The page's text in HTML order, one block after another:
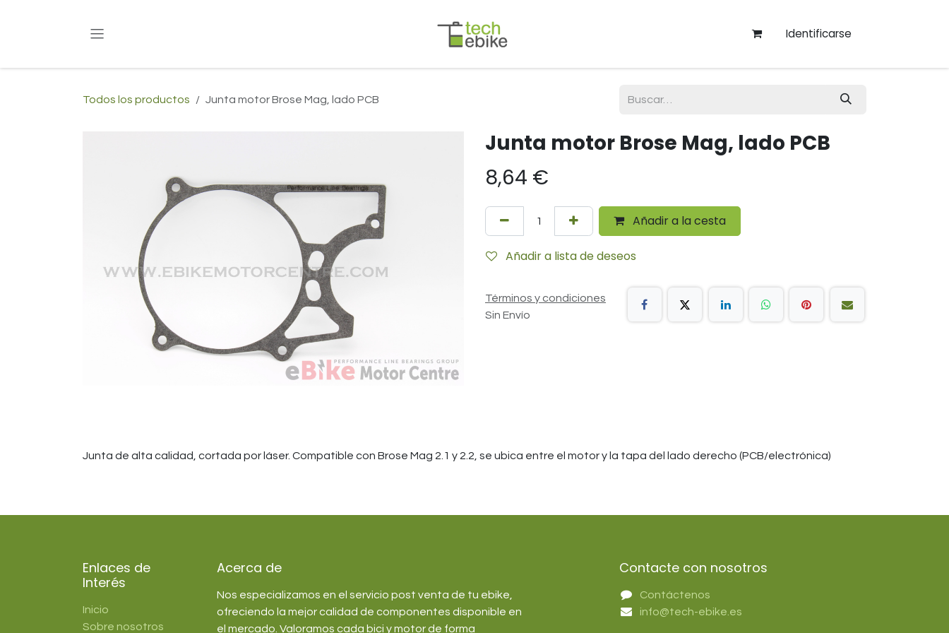
Identificarse
Todos los productos Junta motor Brose Mag, lado PCB
Junta motor Brose Mag, lado PCB
8,64 €
Añadir a la cesta
Añadir a lista de deseos
Términos y condiciones
Sin Envío
Junta de alta calidad, cortada por láser. Compatible con Brose Mag 2.1 y 2.2, se ubica entre el motor y la tapa del lado derecho (PCB/electrónica)
Enlaces de
Interés
Inicio
Sobre nosotros
Acerca de
Nos especializamos en el servicio post venta de tu ebike,
ofreciendo la mejor calidad de componentes disponible en
el mercado. Valoramos cada bici y motor de forma
Contacte con nosotros
Contáctenos
info@tech-ebike.es